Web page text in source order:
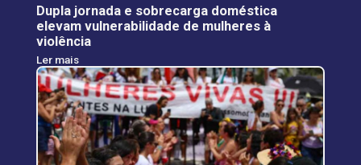
Dupla jornada e sobrecarga doméstica
elevam vulnerabilidade de mulheres à
violência
Ler mais